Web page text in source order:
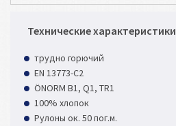
Технические характеристики
трудно горючий
EN 13773-C2
ÖNORM B1, Q1, TR1
100% хлопок
Рулоны ок. 50 пог.м.